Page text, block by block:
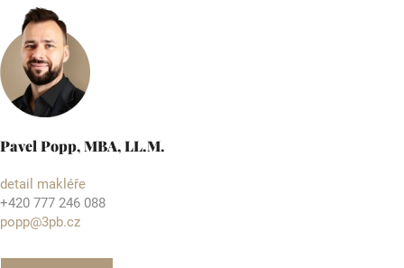
Pavel Popp, MBA, LL.M.
detail makléře
+420 777 246 088
popp@3pb.cz